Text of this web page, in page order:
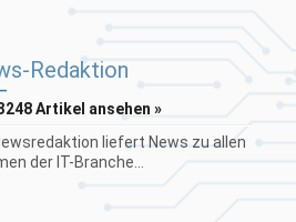
Redaktion
Artikel ansehen »
liefert News zu allen
der IT-Branche...